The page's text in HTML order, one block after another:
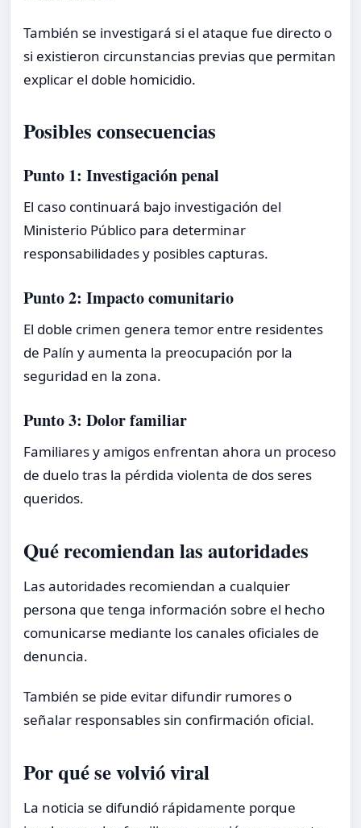
También se investigará si el ataque fue directo o
si existieron circunstancias previas que permitan
explicar el doble homicidio.
Posibles consecuencias
Punto 1: Investigación penal
El caso continuará bajo investigación del
Ministerio Público para determinar
responsabilidades y posibles capturas.
Punto 2: Impacto comunitario
El doble crimen genera temor entre residentes
de Palín y aumenta la preocupación por la
seguridad en la zona.
Punto 3: Dolor familiar
Familiares y amigos enfrentan ahora un proceso
de duelo tras la pérdida violenta de dos seres
queridos.
Qué recomiendan las autoridades
Las autoridades recomiendan a cualquier
persona que tenga información sobre el hecho
comunicarse mediante los canales oficiales de
denuncia.
También se pide evitar difundir rumores o
señalar responsables sin confirmación oficial.
Por qué se volvió viral
La noticia se difundió rápidamente porque